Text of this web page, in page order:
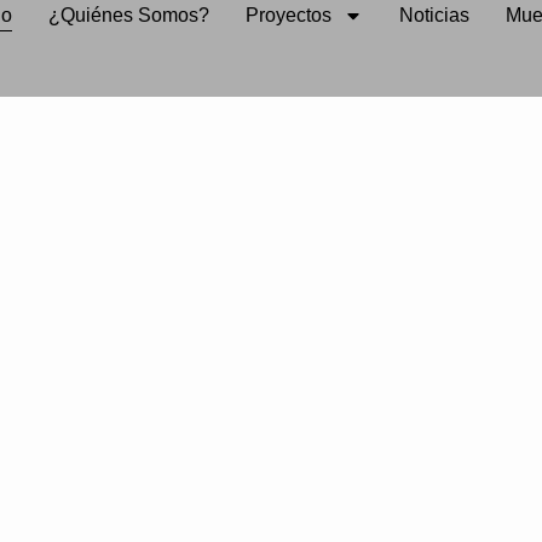
¿Quiénes Somos? Proyectos Noticias